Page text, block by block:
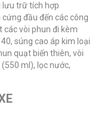
lưu trữ tích hợp
đầu đến các công
các vòi phun đi kèm
súng cao áp kim loại
quạt biến thiên, vòi
ml), lọc nước,